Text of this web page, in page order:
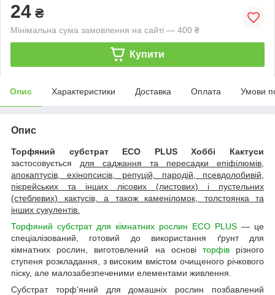
24 ₴
Мінімальна сума замовлення на сайті — 400 ₴
Купити
Опис Характеристики Доставка Оплата Умови
Опис
Торфяний субстрат ECO PLUS Хоббі Кактуси
застосовується для саджання та пересадки епіфілюмів,
апокаптусів, ехінопсисів, репуцій, пародій, псевдолобивій,
пієрейських та інших лісових (листових) і пустельних
(стеблевих) кактусів, а також каменіломок, толстоянка та
інших сукулентів.
Торфяний субстрат для кімнатних рослин ECO PLUS — це
спеціалізований, готовий до використання ґрунт для
кімнатних рослин, виготовлений на основі торфіврізного
ступеня розкладання, з високим вмістом очищеного річкового
піску, але малозабезпеченими елементами живлення.
Субстрат торф'яний для домашніх рослин позбавлений